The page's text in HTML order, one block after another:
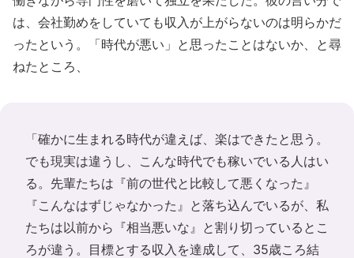
は、会社勤めをしていても収入が上がらないのは明らかだ
ったという。「時代が悪い」と思ったことはないか、と尋
ねたところ、
「確かに生まれる時代が違えば、楽はできたと思う。
でも現実は違うし、こんな時代でも稼いでいる人はい
る。先輩たちは『前の世代と比較して悪くなった』
『こんなはずじゃなかった』と落ち込んでいるが、私
たちは以前から『相当悪いな』と割り切っているとこ
ろが違う。目標とする収入を達成して、35歳ころ結